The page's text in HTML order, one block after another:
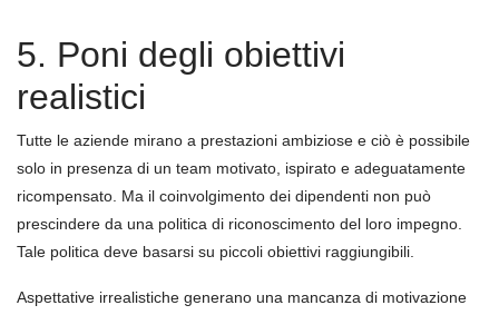
5. Poni degli obiettivi
realistici
Tutte le aziende mirano a prestazioni ambiziose e ciò è possibile
solo in presenza di un team motivato, ispirato e adeguatamente
ricompensato. Ma il coinvolgimento dei dipendenti non può
prescindere da una politica di riconoscimento del loro impegno.
Tale politica deve basarsi su piccoli obiettivi raggiungibili.
Aspettative irrealistiche generano una mancanza di motivazione